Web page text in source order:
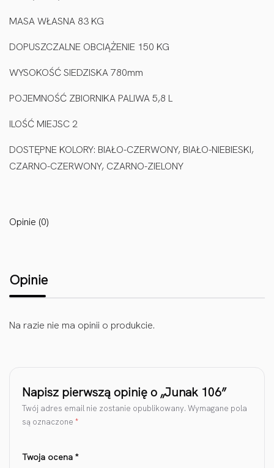
MASA WŁASNA 83 KG
DOPUSZCZALNE OBCIĄŻENIE 150 KG
WYSOKOŚĆ SIEDZISKA 780mm
POJEMNOŚĆ ZBIORNIKA PALIWA 5,8 L
ILOŚĆ MIEJSC 2
DOSTĘPNE KOLORY: BIAŁO-CZERWONY, BIAŁO-NIEBIESKI,
CZARNO-CZERWONY, CZARNO-ZIELONY
Opinie (0)
Opinie
Na razie nie ma opinii o produkcie.
Napisz pierwszą opinię o „Junak 106”
Twój adres email nie zostanie opublikowany. Wymagane pola
są oznaczone *
Twoja ocena *